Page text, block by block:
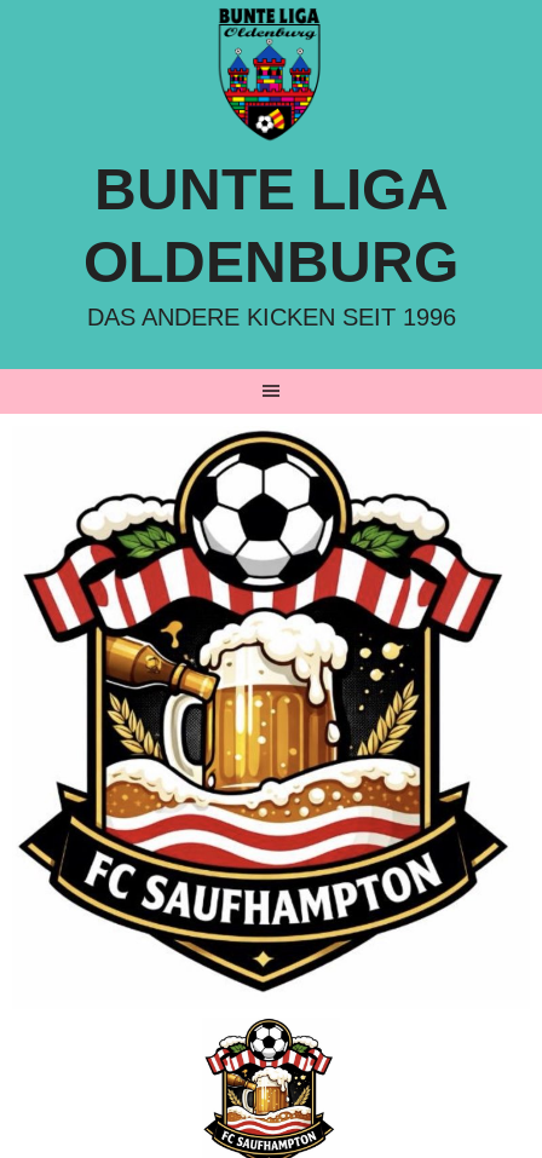
BUNTE LIGA
OLDENBURG
DAS ANDERE KICKEN SEIT 1996